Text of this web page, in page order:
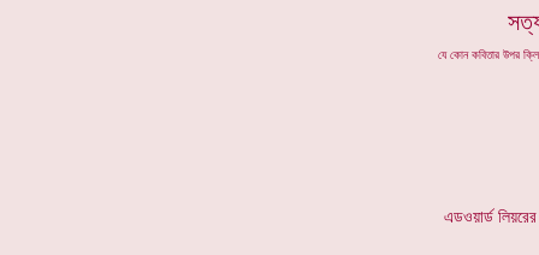
যে কোন কবিতার উপর
এডওয়ার্ড